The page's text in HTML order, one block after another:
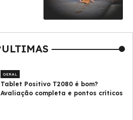
ULTIMAS
GERAL
Tablet Positivo T2080 é bom?
Avaliação completa e pontos críticos